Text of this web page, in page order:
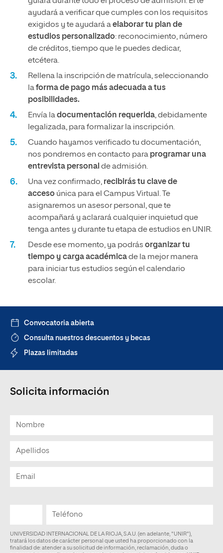
ayudará a verificar que cumples con los requisitos
exigidos y te ayudará aelaborar tu plan de
estudios personalizado: reconocimiento, número
de créditos, tiempo que le puedes dedicar,
etcétera.
Rellena la inscripción de matrícula, seleccionando
laforma de pago más adecuada a tus
posibilidades.
Envía ladocumentación requerida, debidamente
legalizada, para formalizar la inscripción.
Cuando hayamos verificado tu documentación,
nos pondremos en contacto para programar una
entrevista personal de admisión.
Una vez confirmado, recibirás tu clave de
acceso única para el Campus Virtual. Te
asignaremos un asesor personal, que te
acompañará y aclarará cualquier inquietud que
tenga antes y durante tu etapa de estudios en UNIR.
Desde ese momento, ya podrás organizar tu
tiempo y carga académicade la mejor manera
para iniciar tus estudios según el calendario
escolar.
Convocatoria abierta
Consulta nuestros descuentos y becas
Plazas limitadas
Solicita información